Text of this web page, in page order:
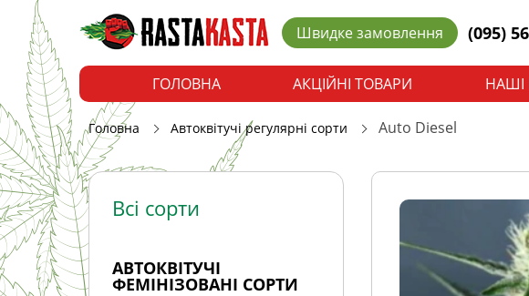
Швидке замовлення (095)
ГОЛОВНА АКЦІЙНІ ТОВАРИ НАШІ
Головна Автоквітучі регулярні сорти Auto Diesel
Всі сорти
АВТОКВІТУЧІ
ФЕМІНІЗОВАНІ СОРТИ